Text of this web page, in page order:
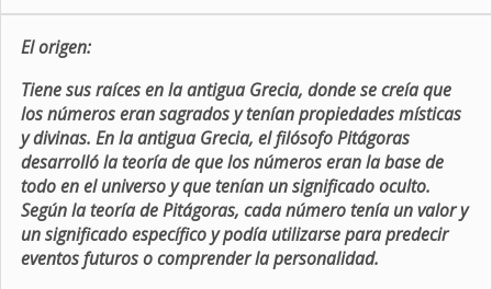
El origen:
Tiene sus raíces en la antigua Grecia, donde se creía que
los números eran sagrados y tenían propiedades místicas
y divinas. En la antigua Grecia, el filósofo Pitágoras
desarrolló la teoría de que los números eran la base de
todo en el universo y que tenían un significado oculto.
Según la teoría de Pitágoras, cada número tenía un valor y
un significado específico y podía utilizarse para predecir
eventos futuros o comprender la personalidad.